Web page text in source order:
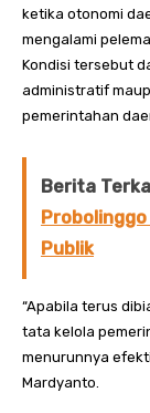
ketika otonomi
mengalami
Kondisi tersebut
administratif
pemerintahan
Berita
Publik
“Apabila terus
tata kelola
menurunnya
Mardyanto.